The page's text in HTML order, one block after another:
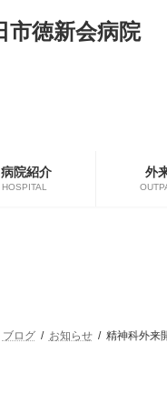
病院紹介
HOSPITAL
外
ブログ お知らせ 精神科外来